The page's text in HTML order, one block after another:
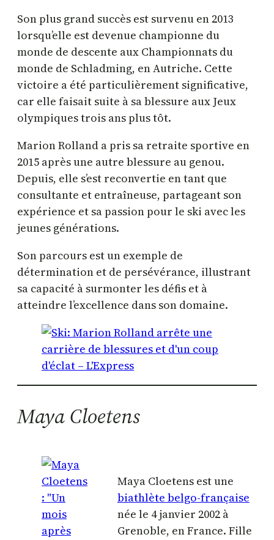
Son plus grand succès est survenu en 2013
lorsqu’elle est devenue championne du
monde de descente aux Championnats du
monde de Schladming, en Autriche. Cette
victoire a été particulièrement significative,
car elle faisait suite à sa blessure aux Jeux
olympiques trois ans plus tôt.
Marion Rolland a pris sa retraite sportive en
2015 après une autre blessure au genou.
Depuis, elle s’est reconvertie en tant que
consultante et entraîneuse, partageant son
expérience et sa passion pour le ski avec les
jeunes générations.​
Son parcours est un exemple de
détermination et de persévérance, illustrant
sa capacité à surmonter les défis et à
atteindre l’excellence dans son domaine.
Maya Cloetens
Maya Cloetens est une
biathlète belgo-française
née le 4 janvier 2002 à
Grenoble, en France. Fille